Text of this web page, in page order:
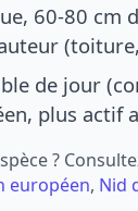
60-80 cm
de jour
plus actif
?
européen, Nid